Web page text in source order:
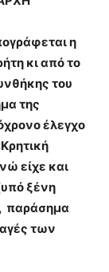
η
κι από το
του
της
έλεγχο
είχε και
ξένη
παράσημα
των